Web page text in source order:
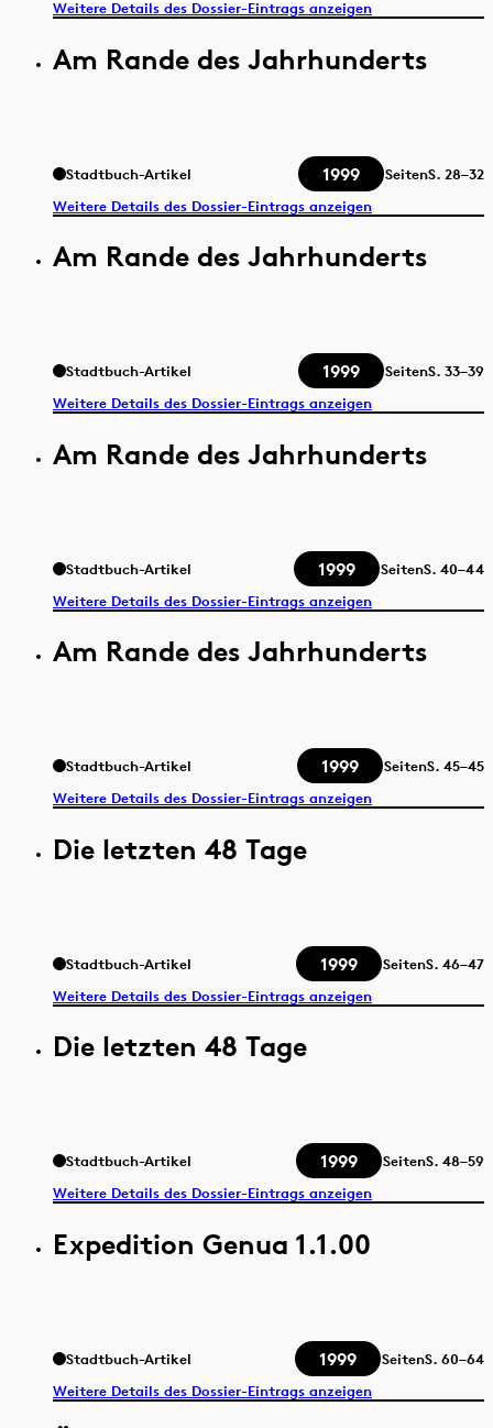
Weitere Details des Dossier-Eintrags anzeigen
Am Rande des Jahrhunderts
Stadtbuch-Artikel 1999 SeitenS. 28–32
Weitere Details des Dossier-Eintrags anzeigen
Am Rande des Jahrhunderts
Stadtbuch-Artikel 1999 SeitenS. 33–39
Weitere Details des Dossier-Eintrags anzeigen
Am Rande des Jahrhunderts
Stadtbuch-Artikel 1999 SeitenS. 40–44
Weitere Details des Dossier-Eintrags anzeigen
Am Rande des Jahrhunderts
Stadtbuch-Artikel 1999 SeitenS. 45–45
Weitere Details des Dossier-Eintrags anzeigen
Die letzten 48 Tage
Stadtbuch-Artikel 1999 SeitenS. 46–47
Weitere Details des Dossier-Eintrags anzeigen
Die letzten 48 Tage
Stadtbuch-Artikel 1999 SeitenS. 48–59
Weitere Details des Dossier-Eintrags anzeigen
Expedition Genua 1.1.00
Stadtbuch-Artikel 1999 SeitenS. 60–64
Weitere Details des Dossier-Eintrags anzeigen